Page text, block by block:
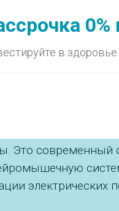
в
комплекс
получать
Это современный
электрических
0%
в